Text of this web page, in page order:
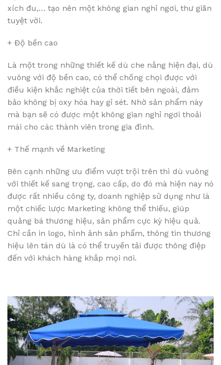
xích đu,… tạo nên một không gian nghỉ ngơi, thư giãn
tuyệt vời.
+ Độ bền cao
Là một trong những thiết kế dù che nắng hiện đại, dù
vuông với độ bền cao, có thể chống chọi được với
điều kiện khắc nghiệt của thời tiết bên ngoài, đảm
bảo không bị oxy hóa hay gỉ sét. Nhờ sản phẩm này
mà bạn sẽ có được một không gian nghỉ ngơi thoải
mái cho các thành viên trong gia đình.
+ Thế mạnh về Marketing
Bên cạnh những ưu điểm vượt trội trên thì dù vuông
với thiết kế sang trọng, cao cấp, do đó mà hiện nay nó
được rất nhiều công ty, doanh nghiệp sử dụng như là
một chiếc lược Marketing không thể thiếu, giúp
quảng bá thương hiệu, sản phẩm cực kỳ hiệu quả.
Chỉ cần in logo, hình ảnh sản phẩm, thông tin thương
hiệu lên tán dù là có thể truyền tải được thông điệp
đến với khách hàng khắp mọi nơi.